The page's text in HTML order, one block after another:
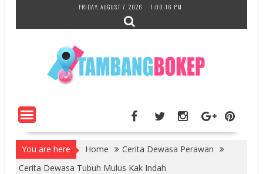
content
FRIDAY, AUGUST 7, 2026 1:00:17 PM
You are here Home
Cerita Dewasa Perawan
Cerita Dewasa Tubuh Mulus Kak Indah